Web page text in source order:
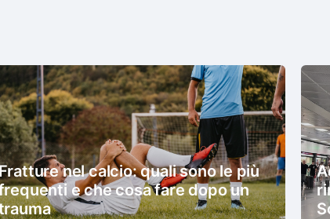
nel calcio: quali sono le più
e che cosa fare dopo un